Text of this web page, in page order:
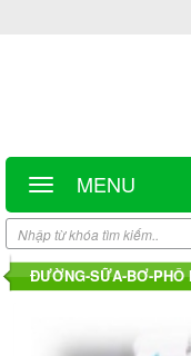
MENU
ĐƯỜNG-SỮA-BƠ-PHÔ